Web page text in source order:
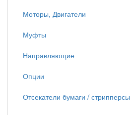
Моторы, Двигатели
Муфты
Направляющие
Опции
Отсекатели бумаги / стрипперсы